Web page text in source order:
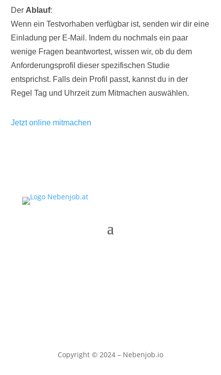
Der Ablauf:
Wenn ein Testvorhaben verfügbar ist, senden wir dir eine
Einladung per E-Mail. Indem du nochmals ein paar
wenige Fragen beantwortest, wissen wir, ob du dem
Anforderungsprofil dieser spezifischen Studie
entsprichst. Falls dein Profil passt, kannst du in der
Regel Tag und Uhrzeit zum Mitmachen auswählen.
Jetzt online mitmachen
Copyright © 2024 – Nebenjob.io